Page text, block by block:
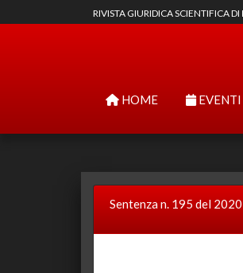
RIVISTA GIURIDICA SCIENTIFICA DI
HOME EVENTI
Sentenza n. 195 del 2020